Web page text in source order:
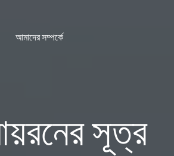
আমাদের সম্পর্কে
সূত্র